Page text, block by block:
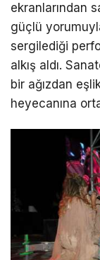
ekranlarından
güçlü
sergilediği
alkış aldı.
bir ağızdan
heyecanına